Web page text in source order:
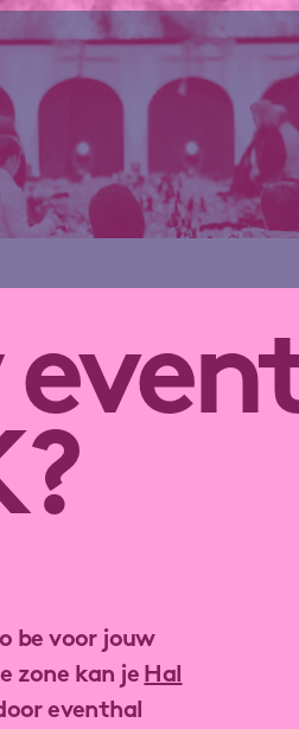
be voor jouw
zone kan je Hal
eventhal